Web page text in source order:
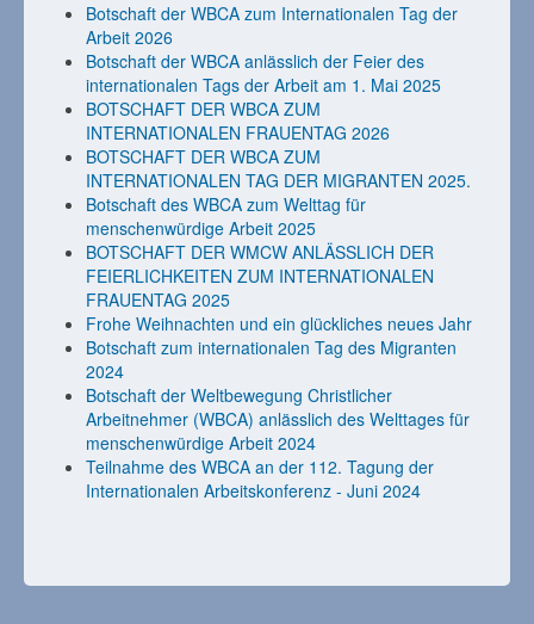
Botschaft der WBCA zum Internationalen Tag der
Arbeit 2026
Botschaft der WBCA anlässlich der Feier des
internationalen Tags der Arbeit am 1. Mai 2025
BOTSCHAFT DER WBCA ZUM
INTERNATIONALEN FRAUENTAG 2026
BOTSCHAFT DER WBCA ZUM
INTERNATIONALEN TAG DER MIGRANTEN 2025.
Botschaft des WBCA zum Welttag für
menschenwürdige Arbeit 2025
BOTSCHAFT DER WMCW ANLÄSSLICH DER
FEIERLICHKEITEN ZUM INTERNATIONALEN
FRAUENTAG 2025
Frohe Weihnachten und ein glückliches neues Jahr
Botschaft zum internationalen Tag des Migranten
2024
Botschaft der Weltbewegung Christlicher
Arbeitnehmer (WBCA) anlässlich des Welttages für
menschenwürdige Arbeit 2024
Teilnahme des WBCA an der 112. Tagung der
Internationalen Arbeitskonferenz - Juni 2024